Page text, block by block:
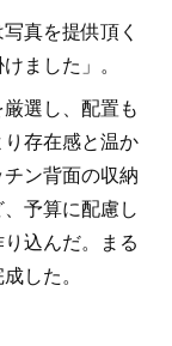
真を提供頂く
ました」。
選し、配置も
存在感と温か
ン背面の収納
予算に配慮し
込んだ。まる
した。